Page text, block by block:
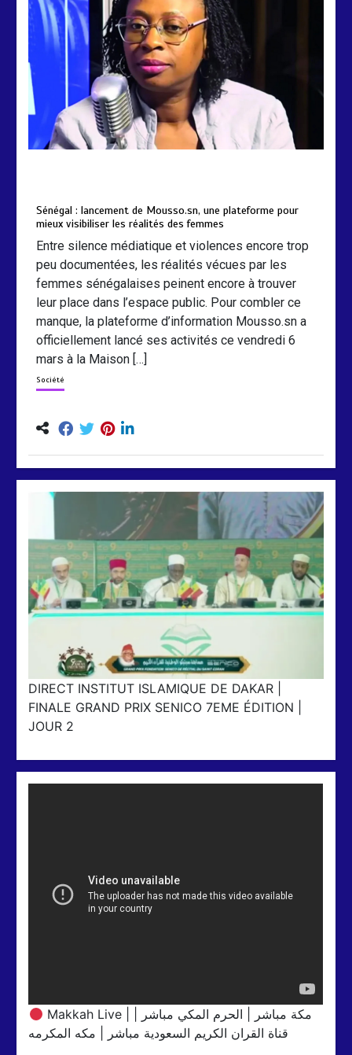
Sénégal : lancement de Mousso.sn, une plateforme pour
mieux visibiliser les réalités des femmes
Entre silence médiatique et violences encore trop
peu documentées, les réalités vécues par les
femmes sénégalaises peinent encore à trouver
leur place dans l’espace public. Pour combler ce
manque, la plateforme d’information Mousso.sn a
officiellement lancé ses activités ce vendredi 6
mars à la Maison […]
Société
DIRECT INSTITUT ISLAMIQUE DE DAKAR |
FINALE GRAND PRIX SENICO 7EME ÉDITION |
JOUR 2
Makkah Live | مكة مباشر | الحرم المكي مباشر |
قناة القران الكريم السعودية مباشر | مكه المكرمه